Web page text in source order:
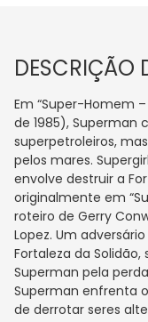
DESCRIÇÃO
Em “Super-Homem
de 1985), Superman
superpetroleiros,
pelos mares.
envolve destruir a
originalmente em
roteiro de Gerry
Lopez. Um
Fortaleza da
Superman pela
Superman enfrenta
de derrotar seres